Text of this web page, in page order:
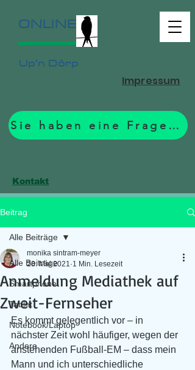
ONLINE
Up'n Dörp
Sie haben eine Frage? Zum Formular.
Impressum
Kontakt
Beitrag
Alle Beiträge
Smartphone
Tablet
Notebook/Laptop
Andere
Alle Beiträge
Anmeldung Mediathek auf
Zweit-Fernseher
monika sintram-meyer
28. Mai 2021 1 Min. Lesezeit
Es kommt gelegentlich vor – in
nächster Zeit wohl häufiger, wegen der
anstehenden Fußball-EM – dass mein
Mann und ich unterschiedliche